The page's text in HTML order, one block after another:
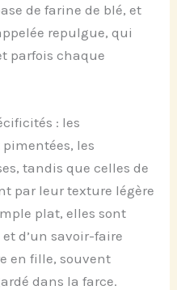
de farine de blé, et
repulgue, qui
parfois chaque
: les
les
tandis que celles de
par leur texture légère
plat, elles sont
d’un savoir-faire
en fille, souvent
dans la farce.